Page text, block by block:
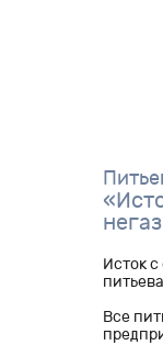
Исток
Все